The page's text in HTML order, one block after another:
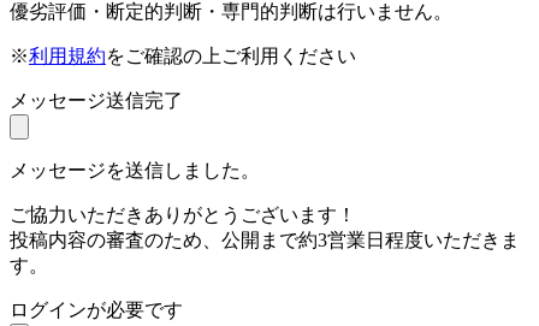
優劣評価・断定的判断・専門的判断は行いません。
※利用規約をご確認の上ご利用ください
メッセージ送信完了
メッセージを送信しました。
ご協力いただきありがとうございます！
投稿内容の審査のため、公開まで約3営業日程度いただきま
す。
ログインが必要です